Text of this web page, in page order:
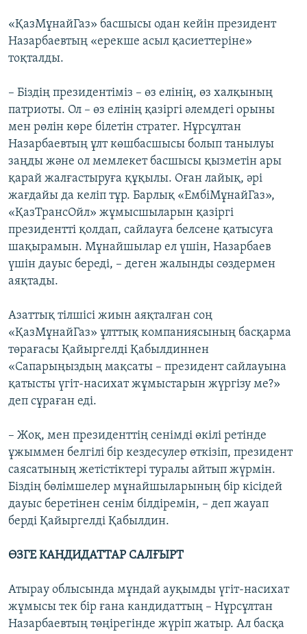
«ҚазМұнайГаз» басшысы одан кейін президент
Назарбаевтың «ерекше асыл қасиеттеріне»
тоқталды.
– Біздің президентіміз – өз елінің, өз халқының
патриоты. Ол – өз елінің қазіргі әлемдегі орыны
мен рөлін көре білетін стратег. Нұрсұлтан
Назарбаевтың ұлт көшбасшысы болып танылуы
заңды және ол мемлекет басшысы қызметін ары
қарай жалғастыруға құқылы. Оған лайық, әрі
жағдайы да келіп тұр. Барлық «ЕмбіМұнайГаз»,
«ҚазТрансОйл» жұмысшыларын қазіргі
президентті қолдап, сайлауға белсене қатысуға
шақырамын. Мұнайшылар ел үшін, Назарбаев
үшін дауыс береді, – деген жалынды сөздермен
аяқтады.
Азаттық тілшісі жиын аяқталған соң
«ҚазМұнайГаз» ұлттық компаниясының басқарма
төрағасы Қайыргелді Қабылдиннен
«Сапарыңыздың мақсаты – президент сайлауына
қатысты үгіт-насихат жұмыстарын жүргізу ме?»
деп сұраған еді.
– Жоқ, мен президенттің сенімді өкілі ретінде
ұжыммен белгілі бір кездесулер өткізіп, президент
саясатының жетістіктері туралы айтып жүрмін.
Біздің бөлімшелер мұнайшыларының бір кісідей
дауыс беретінен сенім білдіремін, – деп жауап
берді Қайыргелді Қабылдин.
ӨЗГЕ КАНДИДАТТАР САЛҒЫРТ
Атырау облысында мұндай ауқымды үгіт-насихат
жұмысы тек бір ғана кандидаттың – Нұрсұлтан
Назарбаевтың төңірегінде жүріп жатыр. Ал басқа